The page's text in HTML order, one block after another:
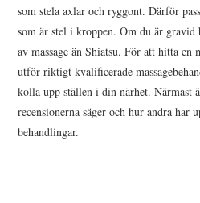
som stela axlar och ryggont. Därför
som är stel i kroppen. Om du är gravid
av massage än Shiatsu. För att hitta
utför riktigt kvalificerade
kolla upp ställen i din närhet. Närmast
recensionerna säger och hur andra har
behandlingar.